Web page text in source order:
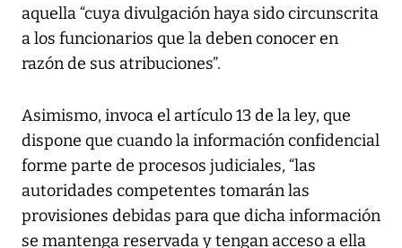
aquella “cuya divulgación haya sido circunscrita
a los funcionarios que la deben conocer en
razón de sus atribuciones”.
Asimismo, invoca el artículo 13 de la ley, que
dispone que cuando la información confidencial
forme parte de procesos judiciales, “las
autoridades competentes tomarán las
provisiones debidas para que dicha información
se mantenga reservada y tengan acceso a ella